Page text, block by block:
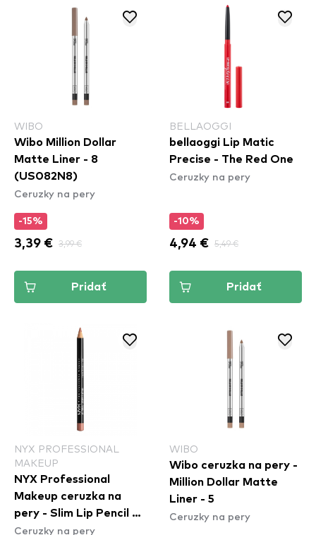
WIBO
Wibo Million Dollar
Matte Liner - 8
(US082N8)
Ceruzky na pery
-15%
3,39 € 3,99 €
Pridať
BELLAOGGI
bellaoggi Lip Matic
Precise - The Red One
Ceruzky na pery
-10%
4,94 € 5,49 €
Pridať
NYX PROFESSIONAL
MAKEUP
NYX Professional
Makeup ceruzka na
pery - Slim Lip Pencil –
Peekaboo Neutral
Ceruzky na pery
WIBO
Wibo ceruzka na pery -
Million Dollar Matte
Liner - 5
Ceruzky na pery